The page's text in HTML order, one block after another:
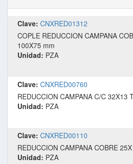
Clave: CNXRED01312
COPLE REDUCCION CAMPANA
100X75 mm
Unidad: PZA
Clave: CNXRED00760
REDUCCION CAMPANA C/C 32X13
Unidad: PZA
Clave: CNXRED00110
REDUCCION CAMPANA COBRE
Unidad: PZA